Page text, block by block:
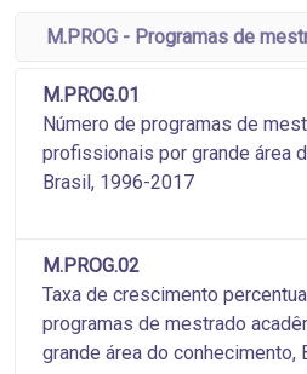
M.PROG - Programas de
M.PROG.01
Número de programas de
profissionais por grande área
Brasil, 1996-2017
M.PROG.02
Taxa de crescimento
programas de mestrado
grande área do conhecimento,